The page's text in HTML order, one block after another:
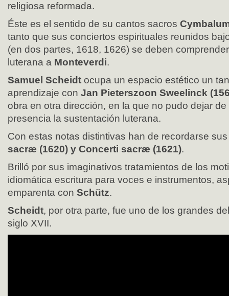
religiosa reformada.
Éste es el sentido de su cantos sacros
tanto que sus conciertos espirituales reunidos
(en dos partes, 1618, 1626) se deben
luterana a Monteverdi.
Samuel Scheidt ocupa un espacio estético un
aprendizaje con Jan Pieterszoon Sweelinck
obra en otra dirección, en la que no pudo dejar
presencia la sustentación luterana.
Con estas notas distintivas han de recordarse
sacræ (1620) y Concerti sacræ (1621).
Brilló por sus imaginativos tratamientos de los
idiomática escritura para voces e instrumentos,
emparenta con Schütz.
Scheidt, por otra parte, fue uno de los grandes
siglo XVII.